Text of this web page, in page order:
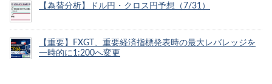
【為替分析】ドル円・クロス円予想（7/31）
【重要】FXGT、重要経済指標発表時の最大レバレッジを
一時的に1:200へ変更